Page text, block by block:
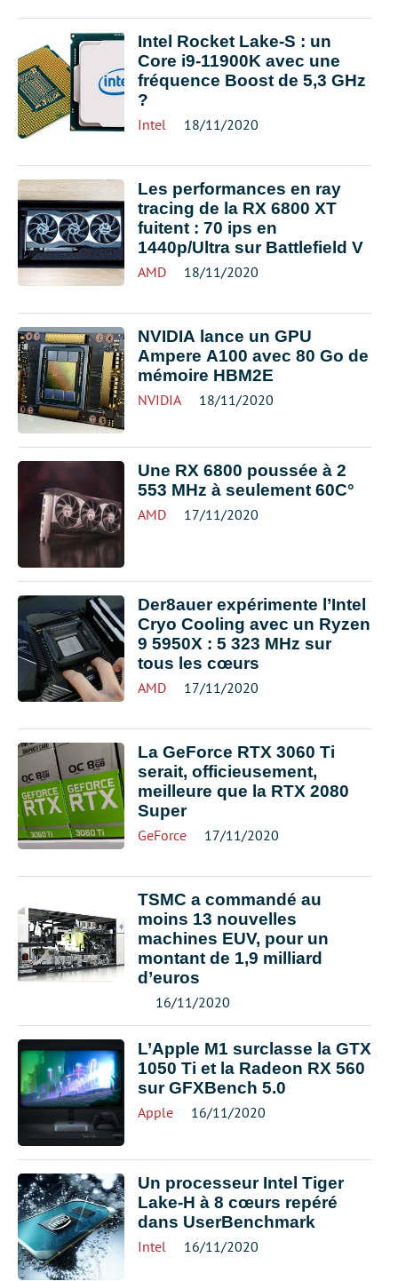
Intel Rocket Lake-S : un
Core i9-11900K avec une
fréquence Boost de 5,3 GHz
?
Intel 18/11/2020
Les performances en ray
tracing de la RX 6800 XT
fuitent : 70 ips en
1440p/Ultra sur Battlefield V
AMD 18/11/2020
NVIDIA lance un GPU
Ampere A100 avec 80 Go de
mémoire HBM2E
NVIDIA 18/11/2020
Une RX 6800 poussée à 2
553 MHz à seulement 60C°
AMD 17/11/2020
Der8auer expérimente l’Intel
Cryo Cooling avec un Ryzen
9 5950X : 5 323 MHz sur
tous les cœurs
AMD 17/11/2020
La GeForce RTX 3060 Ti
serait, officieusement,
meilleure que la RTX 2080
Super
GeForce 17/11/2020
TSMC a commandé au
moins 13 nouvelles
machines EUV, pour un
montant de 1,9 milliard
d’euros
16/11/2020
L’Apple M1 surclasse la GTX
1050 Ti et la Radeon RX 560
sur GFXBench 5.0
Apple 16/11/2020
Un processeur Intel Tiger
Lake-H à 8 cœurs repéré
dans UserBenchmark
Intel 16/11/2020